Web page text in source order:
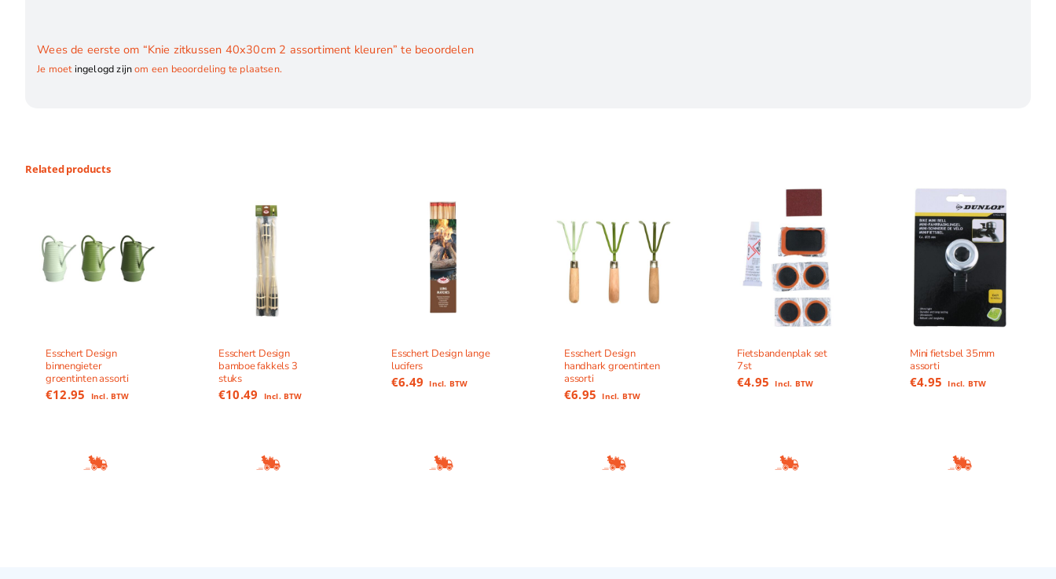
Wees de eerste om “Knie zitkussen 40x30cm 2 assortiment kleuren” te beoordelen
Je moetingelogd zijnom een beoordeling te plaatsen.
Related products
Esschert Design
binnengieter
groentinten assorti
€12.95 Incl. BTW
Esschert Design
bamboe fakkels 3
stuks
€10.49 Incl. BTW
Esschert Design lange
lucifers
€6.49 Incl. BTW
Esschert Design
handhark groentinten
assorti
€6.95 Incl. BTW
Fietsbandenplak set
7st
€4.95 Incl. BTW
Mini fietsbel 35mm
assorti
€4.95 Incl. BTW